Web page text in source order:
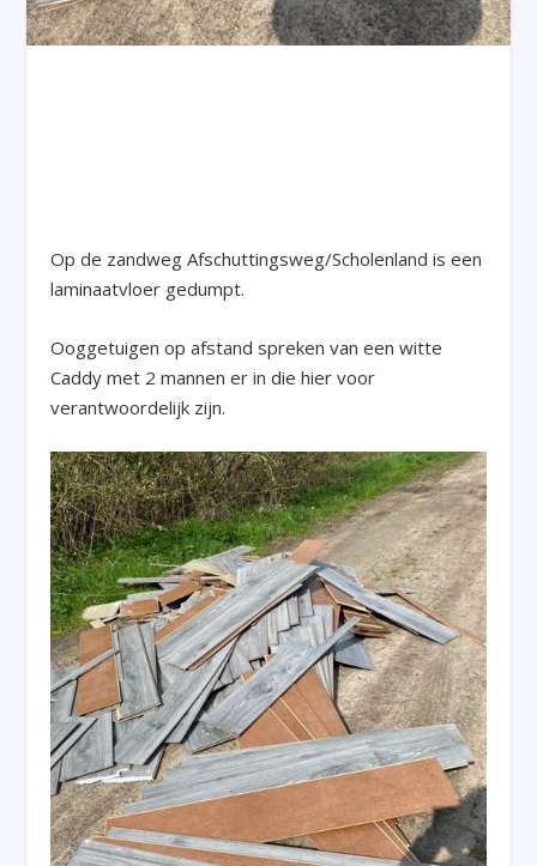
Op de zandweg Afschuttingsweg/Scholenland is een
laminaatvloer gedumpt.
Ooggetuigen op afstand spreken van een witte
Caddy met 2 mannen er in die hier voor
verantwoordelijk zijn.